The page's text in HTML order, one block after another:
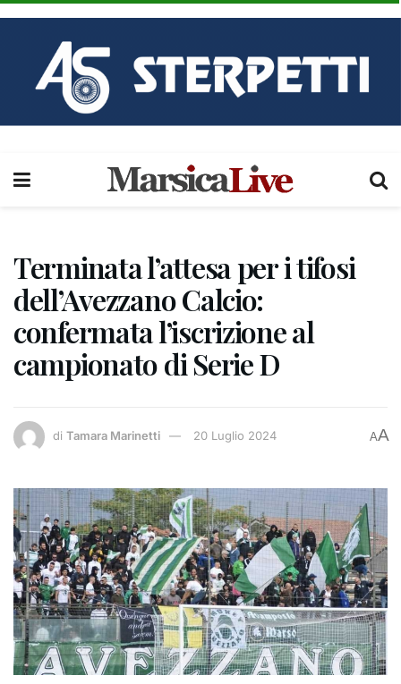
Terminata l’attesa per i tifosi
dell’Avezzano Calcio:
confermata l’iscrizione al
campionato di Serie D
di Tamara Marinetti 20 Luglio 2024 AA